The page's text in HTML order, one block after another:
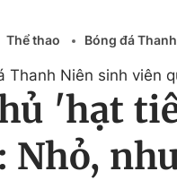
Thể thao Bóng đá
Thanh Niên sinh viên
'hạt
Nhỏ,